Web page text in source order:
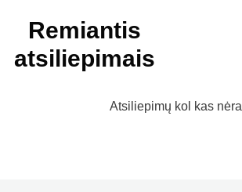
Remiantis
atsiliepimais
Atsiliepimų kol kas nėra